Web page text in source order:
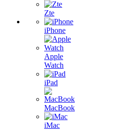
Zte
iPhone
Apple
Watch
iPad
MacBook
iMac